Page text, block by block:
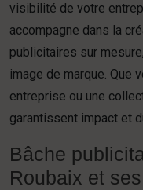
visibilité de votre
accompagne dans la
publicitaires sur
image de marque. Que
entreprise ou une
garantissent impact et
Bâche
Roubaix et